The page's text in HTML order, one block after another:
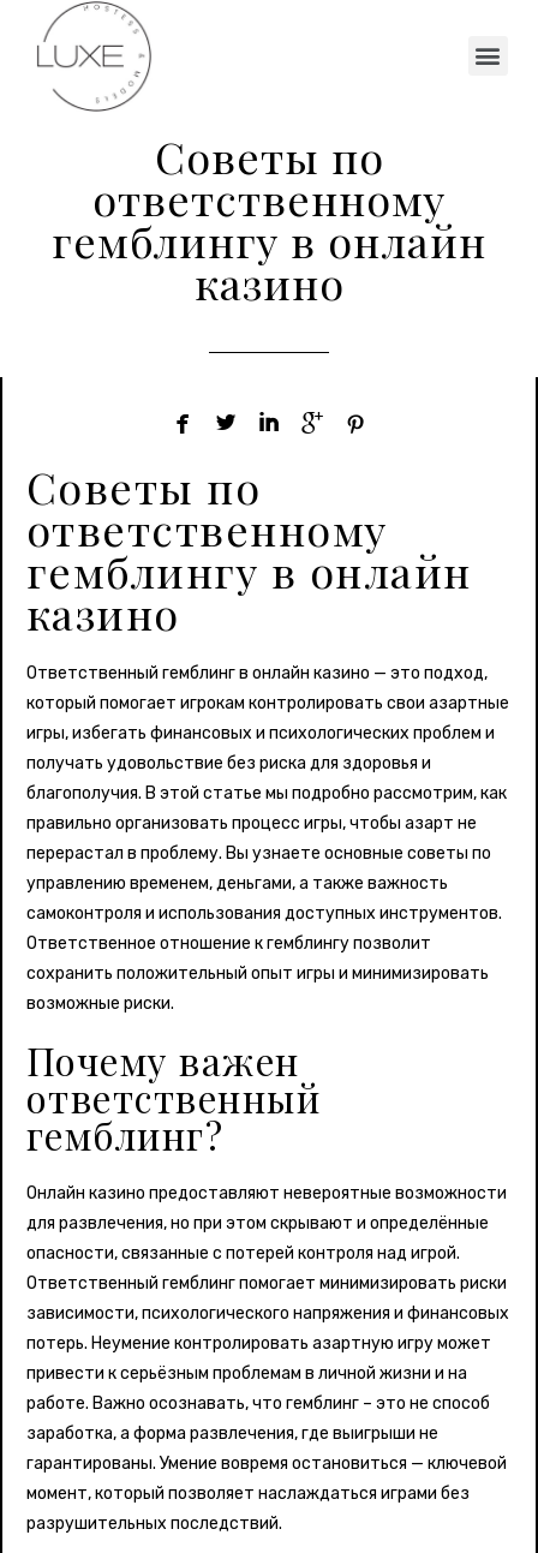
Советы по
ответственному
гемблингу в онлайн
казино
    
Советы по
ответственному
гемблингу в онлайн
казино
Ответственный гемблинг в онлайн казино — это подход,
который помогает игрокам контролировать свои азартные
игры, избегать финансовых и психологических проблем и
получать удовольствие без риска для здоровья и
благополучия. В этой статье мы подробно рассмотрим, как
правильно организовать процесс игры, чтобы азарт не
перерастал в проблему. Вы узнаете основные советы по
управлению временем, деньгами, а также важность
самоконтроля и использования доступных инструментов.
Ответственное отношение к гемблингу позволит
сохранить положительный опыт игры и минимизировать
возможные риски.
Почему важен
ответственный
гемблинг?
Онлайн казино предоставляют невероятные возможности
для развлечения, но при этом скрывают и определённые
опасности, связанные с потерей контроля над игрой.
Ответственный гемблинг помогает минимизировать риски
зависимости, психологического напряжения и финансовых
потерь. Неумение контролировать азартную игру может
привести к серьёзным проблемам в личной жизни и на
работе. Важно осознавать, что гемблинг – это не способ
заработка, а форма развлечения, где выигрыши не
гарантированы. Умение вовремя остановиться — ключевой
момент, который позволяет наслаждаться играми без
разрушительных последствий.